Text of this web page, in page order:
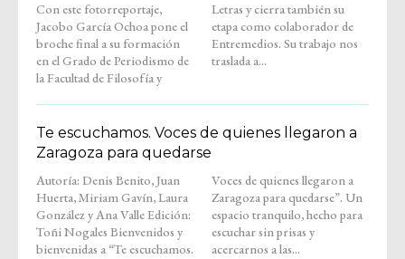
Con este fotorreportaje,
Jacobo García Ochoa pone el
broche final a su formación
en el Grado de Periodismo de
la Facultad de Filosofía y
Letras y cierra también su
etapa como colaborador de
Entremedios. Su trabajo nos
traslada a...
Te escuchamos. Voces de quienes llegaron a
Zaragoza para quedarse
Autoría: Denis Benito, Juan
Huerta, Miriam Gavín, Laura
González y Ana Valle Edición:
Toñi Nogales Bienvenidos y
bienvenidas a “Te escuchamos.
Voces de quienes llegaron a
Zaragoza para quedarse”. Un
espacio tranquilo, hecho para
escuchar sin prisas y
acercarnos a las...